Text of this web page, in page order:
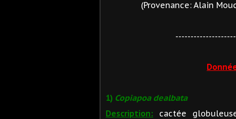
(Provenance: Alain
1) Copiapoa dealbata
Description: cactée